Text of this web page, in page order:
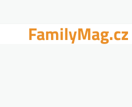
FamilyMag.cz